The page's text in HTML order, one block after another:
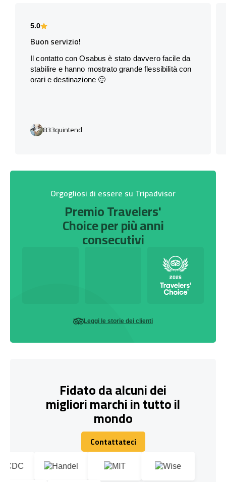
5.0
Buon servizio!
Il contatto con Osabus è stato davvero facile da
stabilire e hanno mostrato grande flessibilità con
orari e destinazione 🙂
833quintend
Orgogliosi di essere su Tripadvisor
Premio Travelers'
Choice per più anni
consecutivi
Leggi le storie dei clienti
Fidato da alcuni dei
migliori marchi in tutto il
mondo
Contattateci
Contattateci